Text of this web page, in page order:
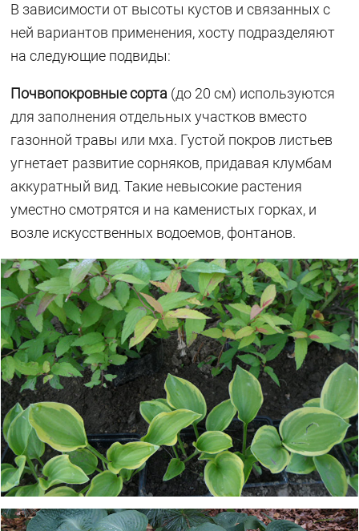
В зависимости от высоты кустов и связанных с
ней вариантов применения, хосту подразделяют
на следующие подвиды:
Почвопокровные сорта (до 20 см) используются
для заполнения отдельных участков вместо
газонной травы или мха. Густой покров листьев
угнетает развитие сорняков, придавая клумбам
аккуратный вид. Такие невысокие растения
уместно смотрятся и на каменистых горках, и
возле искусственных водоемов, фонтанов.